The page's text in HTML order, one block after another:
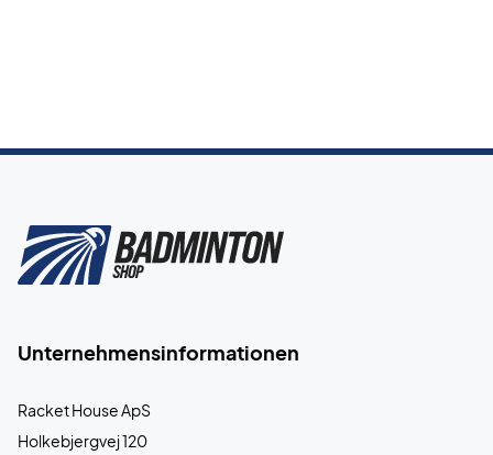
Unternehmensinformationen
Racket House ApS
Holkebjergvej 120